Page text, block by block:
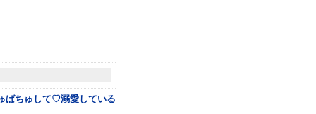
ばちゅして♡溺愛している